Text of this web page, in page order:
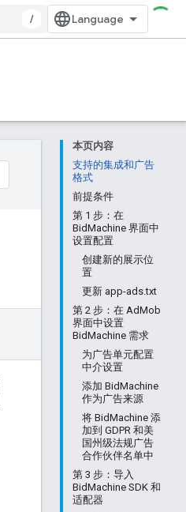
/
本页内容
支持的集成和广告
格式
前提条件
第 1 步：在
BidMachine 界面中
设置配置
创建新的展示位
置
更新 app-ads.txt
第 2 步：在 AdMob
界面中设置
BidMachine 需求
为广告单元配置
中介设置
添加 BidMachine
作为广告来源
将 BidMachine 添
加到 GDPR 和美
国州级法规广告
合作伙伴名单中
第 3 步：导入
BidMachine SDK 和
适配器